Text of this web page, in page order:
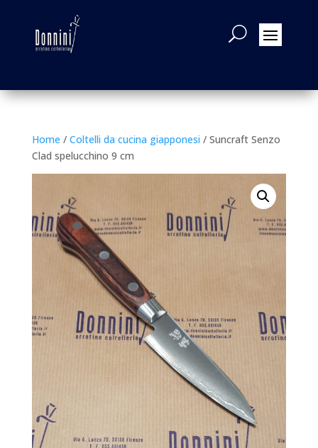
Home / Coltelli da cucina giapponesi / Suncraft Senzo
Clad spelucchino 9 cm